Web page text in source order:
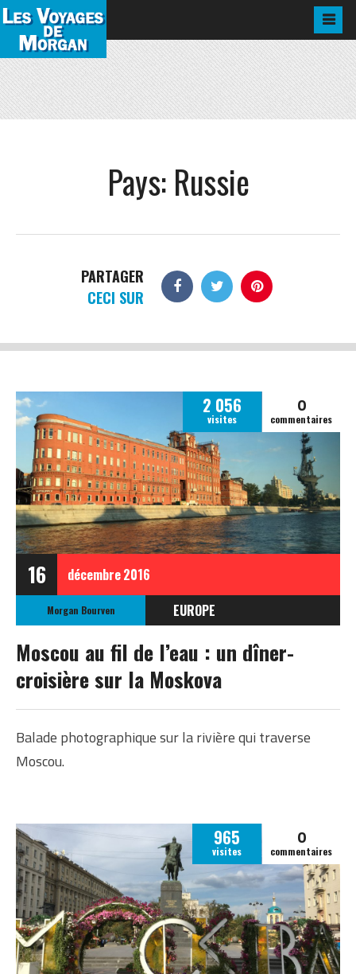
Pays: Russie
PARTAGER
CECI SUR
16 décembre2016
2 056
visites
0
commentaires
Morgan Bourven
EUROPE
Moscou au fil de l’eau : un dîner-
croisière sur la Moskova
Balade photographique sur la rivière qui traverse
Moscou.
965
visites
0
commentaires